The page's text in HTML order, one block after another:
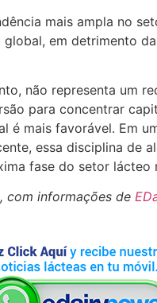
mais ampla no
em detrimento
não representa um
para concentrar
é mais favorável. Em
essa disciplina de
fase do setor lácteo
, com informações de